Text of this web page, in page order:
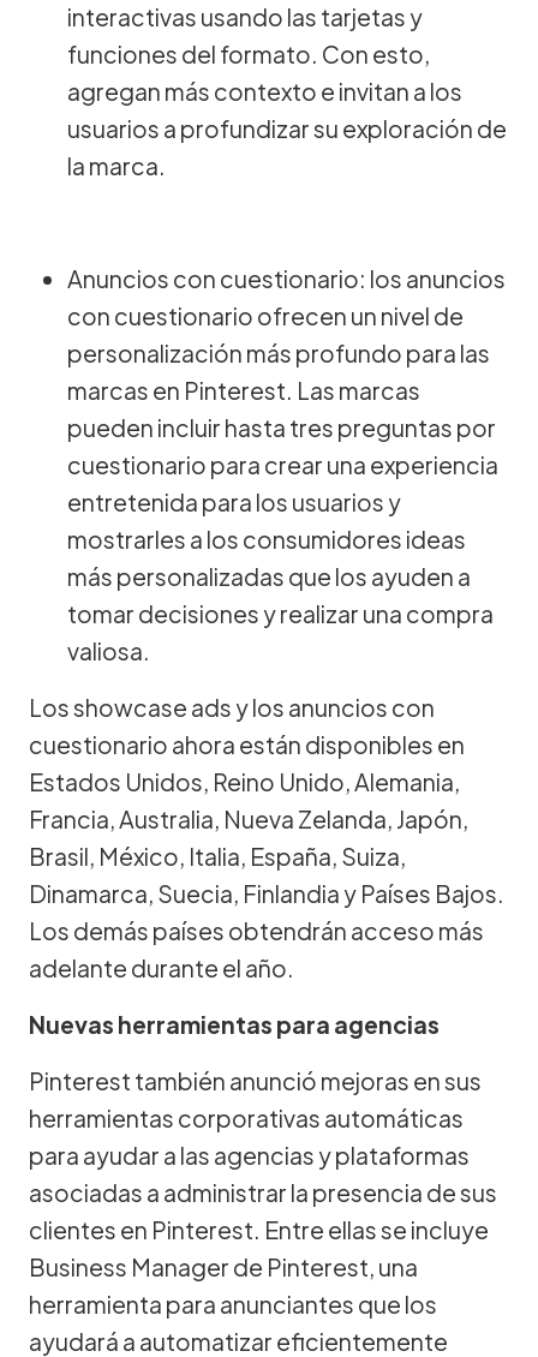
interactivas usando las tarjetas y
funciones del formato. Con esto,
agregan más contexto e invitan a los
usuarios a profundizar su exploración de
la marca.
Anuncios con cuestionario: los anuncios
con cuestionario ofrecen un nivel de
personalización más profundo para las
marcas en Pinterest. Las marcas
pueden incluir hasta tres preguntas por
cuestionario para crear una experiencia
entretenida para los usuarios y
mostrarles a los consumidores ideas
más personalizadas que los ayuden a
tomar decisiones y realizar una compra
valiosa.
Los showcase ads y los anuncios con
cuestionario ahora están disponibles en
Estados Unidos, Reino Unido, Alemania,
Francia, Australia, Nueva Zelanda, Japón,
Brasil, México, Italia, España, Suiza,
Dinamarca, Suecia, Finlandia y Países Bajos.
Los demás países obtendrán acceso más
adelante durante el año.
Nuevas herramientas para agencias
Pinterest también anunció mejoras en sus
herramientas corporativas automáticas
para ayudar a las agencias y plataformas
asociadas a administrar la presencia de sus
clientes en Pinterest. Entre ellas se incluye
Business Manager de Pinterest, una
herramienta para anunciantes que los
ayudará a automatizar eficientemente